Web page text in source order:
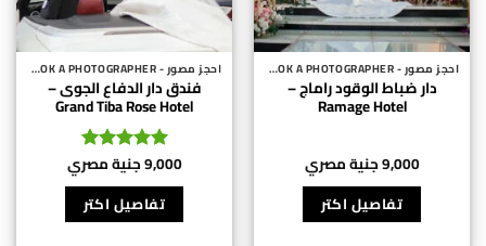
المنتج
احجز مصور - BOOK A PHOTOGRAPHER
دار ضباط الوقود راماج –
Ramage Hotel
9,000جنية مصري
تفاصيل اكتر
احجز مصور - BOOK A PHOTOGRAPHER
فندق دار الدفاع الجوى –
Grand Tiba Rose Hotel
تم التقييم
9,000جنية مصري
تفاصيل اكتر